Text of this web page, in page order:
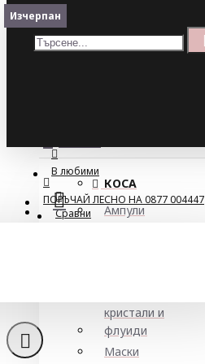
Меню
Кошница
В любими
Сравни
КОСА
Ампули
кристали и
флуиди
Маски
ПОРЪЧАЙ ЛЕСНО НА 0877 004447
Изчерпан